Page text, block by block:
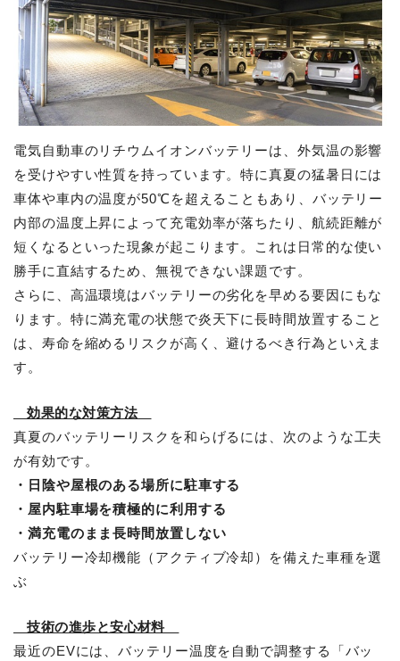
電気自動車のリチウムイオンバッテリーは、外気温の影響
を受けやすい性質を持っています。特に真夏の猛暑日には
車体や車内の温度が50℃を超えることもあり、バッテリー
内部の温度上昇によって充電効率が落ちたり、航続距離が
短くなるといった現象が起こります。これは日常的な使い
勝手に直結するため、無視できない課題です。
さらに、高温環境はバッテリーの劣化を早める要因にもな
ります。特に満充電の状態で炎天下に長時間放置すること
は、寿命を縮めるリスクが高く、避けるべき行為といえま
す。
効果的な対策方法
真夏のバッテリーリスクを和らげるには、次のような工夫
が有効です。
・日陰や屋根のある場所に駐車する
・屋内駐車場を積極的に利用する
・満充電のまま長時間放置しない
バッテリー冷却機能（アクティブ冷却）を備えた車種を選
ぶ
技術の進歩と安心材料
最近のEVには、バッテリー温度を自動で調整する「バッ